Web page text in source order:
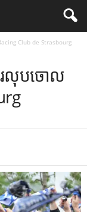
Club de Strasbourg
រលុបចោល